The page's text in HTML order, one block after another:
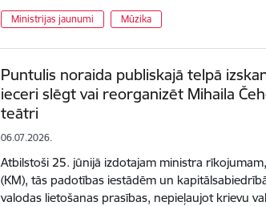
Ministrijas jaunumi Mūzika
Puntulis noraida publiskajā telpā
ieceri slēgt vai reorganizēt Mihaila
teātri
06.07.2026.
Atbilstoši 25. jūnijā izdotajam ministra
(KM), tās padotības iestādēm un
valodas lietošanas prasības, nepieļaujot krievu